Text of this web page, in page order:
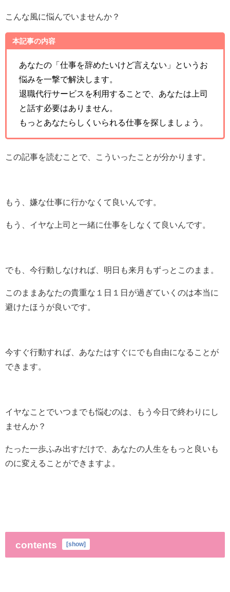
こんな風に悩んでいませんか？
本記事の内容
あなたの「仕事を辞めたいけど言えない」というお
悩みを一撃で解決します。
退職代行サービスを利用することで、あなたは上司
と話す必要はありません。
もっとあなたらしくいられる仕事を探しましょう。
この記事を読むことで、こういったことが分かります。
もう、嫌な仕事に行かなくて良いんです。
もう、イヤな上司と一緒に仕事をしなくて良いんです。
でも、今行動しなければ、明日も来月もずっとこのまま。
このままあなたの貴重な１日１日が過ぎていくのは本当に
避けたほうが良いです。
今すぐ行動すれば、あなたはすぐにでも自由になることが
できます。
イヤなことでいつまでも悩むのは、もう今日で終わりにし
ませんか？
たった一歩ふみ出すだけで、あなたの人生をもっと良いも
のに変えることができますよ。
contents [show]